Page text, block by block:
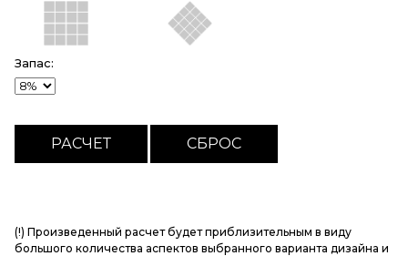
Запас:
(!) Произведенный расчет будет приблизительным в виду
большого количества аспектов выбранного варианта дизайна и